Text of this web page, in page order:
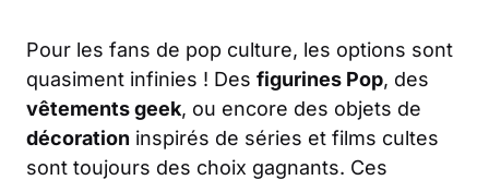
Pour les fans de pop culture, les options sont
quasiment infinies ! Des figurines Pop, des
vêtements geek, ou encore des objets de
décoration inspirés de séries et films cultes
sont toujours des choix gagnants. Ces